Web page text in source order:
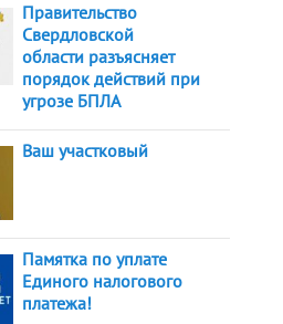
Правительство
Свердловской
области разъясняет
порядок действий при
угрозе БПЛА
Ваш участковый
Памятка по уплате
Единого налогового
платежа!